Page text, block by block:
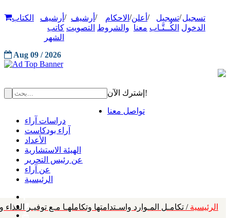
تسجيل
الدخول
/تسجيل
الكُــتَّـاب
/ أعلن
معنا
/ الاحكام
والشروط
/ أرشيف
التصويت
/ أرشيف
كاتب
الشهر
الكتاب
Aug 09 / 2026
إشترك الآن!
تواصل معنا
دراسات آراء
آراء بودكاست
الأعداد
الهيئة الاستشارية
عن رئيس التحرير
عن آراء
الرئيسية
الرئيسية / تكامـل المـوارد واسـتدامتها وتكاملهـا مـع توفيـر